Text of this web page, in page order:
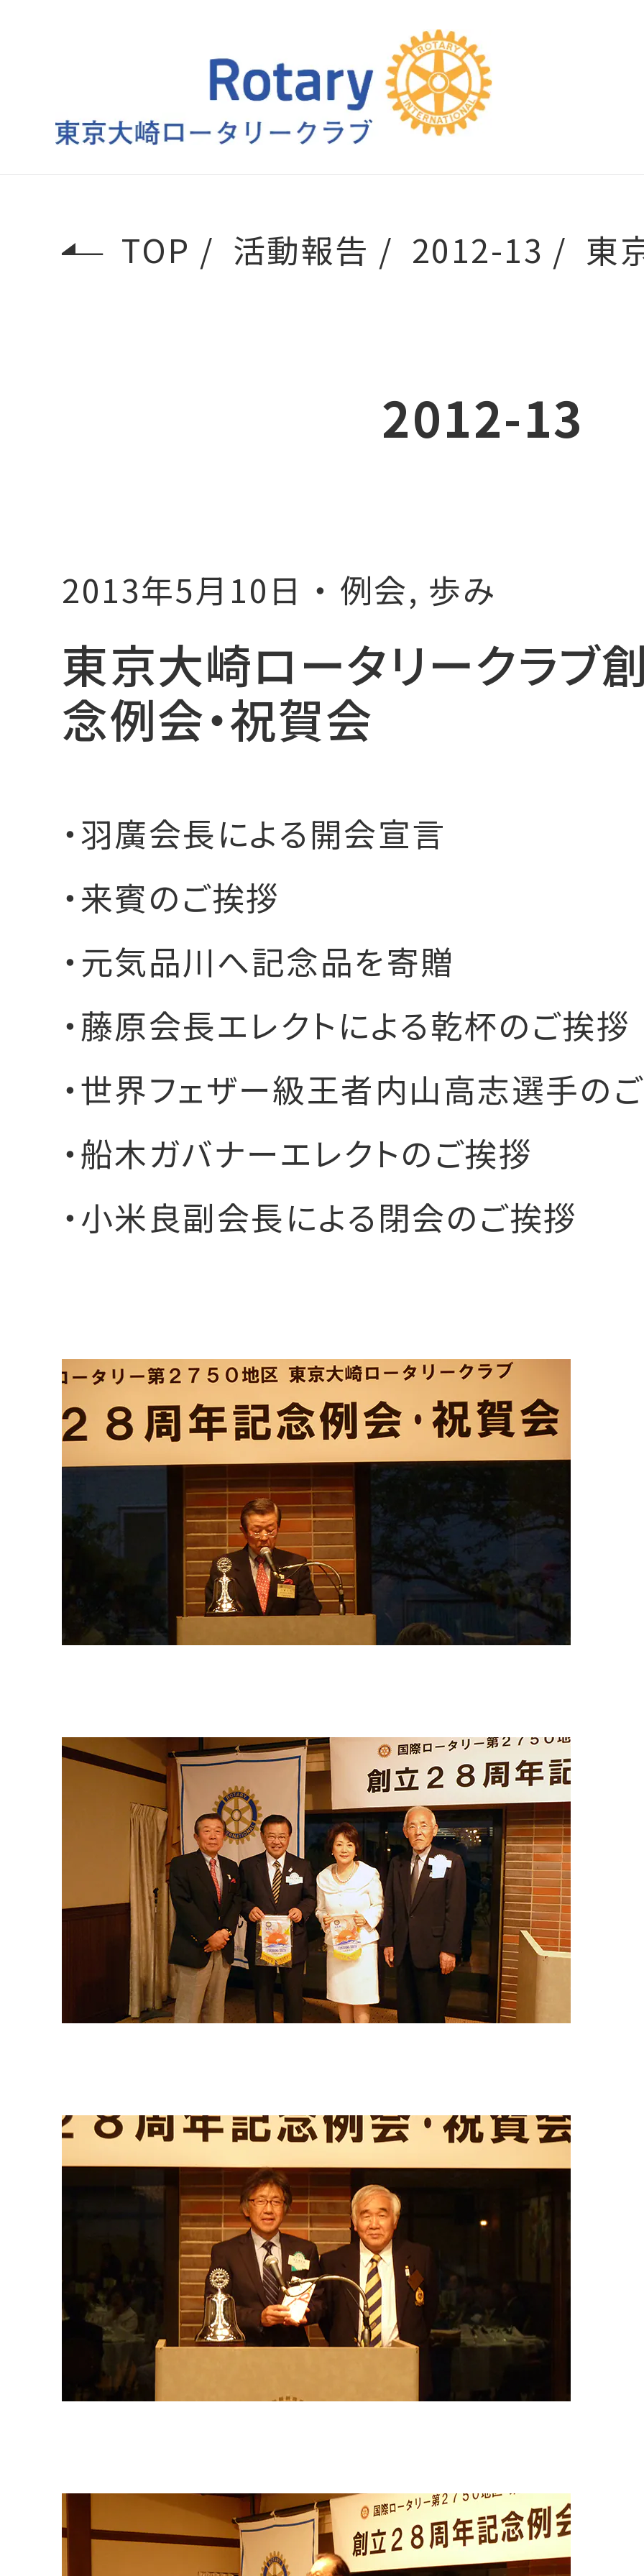
TOP 活動報告 2012-13 東京大崎
2012-13
2013年5月10日 例会, 歩み
東京大崎ロータリークラブ
念例会・祝賀会
・羽廣会長による開会宣言
・来賓のご挨拶
・元気品川へ記念品を寄贈
・藤原会長エレクトによる乾杯のご挨拶
・世界フェザー級王者内山高志選手の
・船木ガバナーエレクトのご挨拶
・小米良副会長による閉会のご挨拶